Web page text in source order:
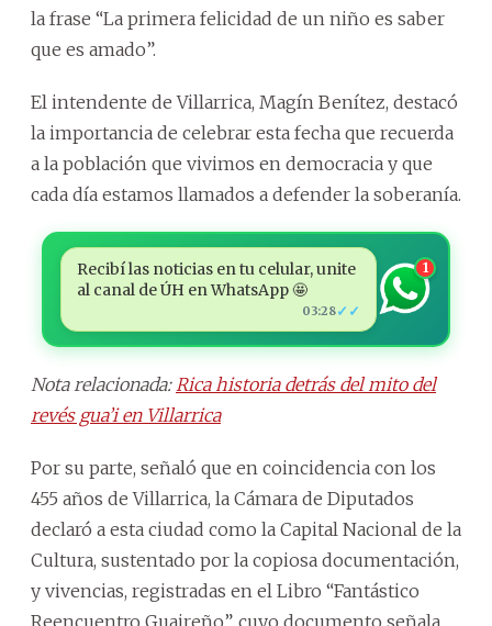
la frase “La primera felicidad de un niño es saber
que es amado”.
El intendente de Villarrica, Magín Benítez, destacó
la importancia de celebrar esta fecha que recuerda
a la población que vivimos en democracia y que
cada día estamos llamados a defender la soberanía.
Recibí las noticias en tu celular, unite
al canal de ÚH en WhatsApp 🤩
03:28✓✓
1
Nota relacionada: Rica historia detrás del mito del
revés gua’i en Villarrica
Por su parte, señaló que en coincidencia con los
455 años de Villarrica, la Cámara de Diputados
declaró a esta ciudad como la Capital Nacional de la
Cultura, sustentado por la copiosa documentación,
y vivencias, registradas en el Libro “Fantástico
Reencuentro Guaireño”, cuyo documento señala